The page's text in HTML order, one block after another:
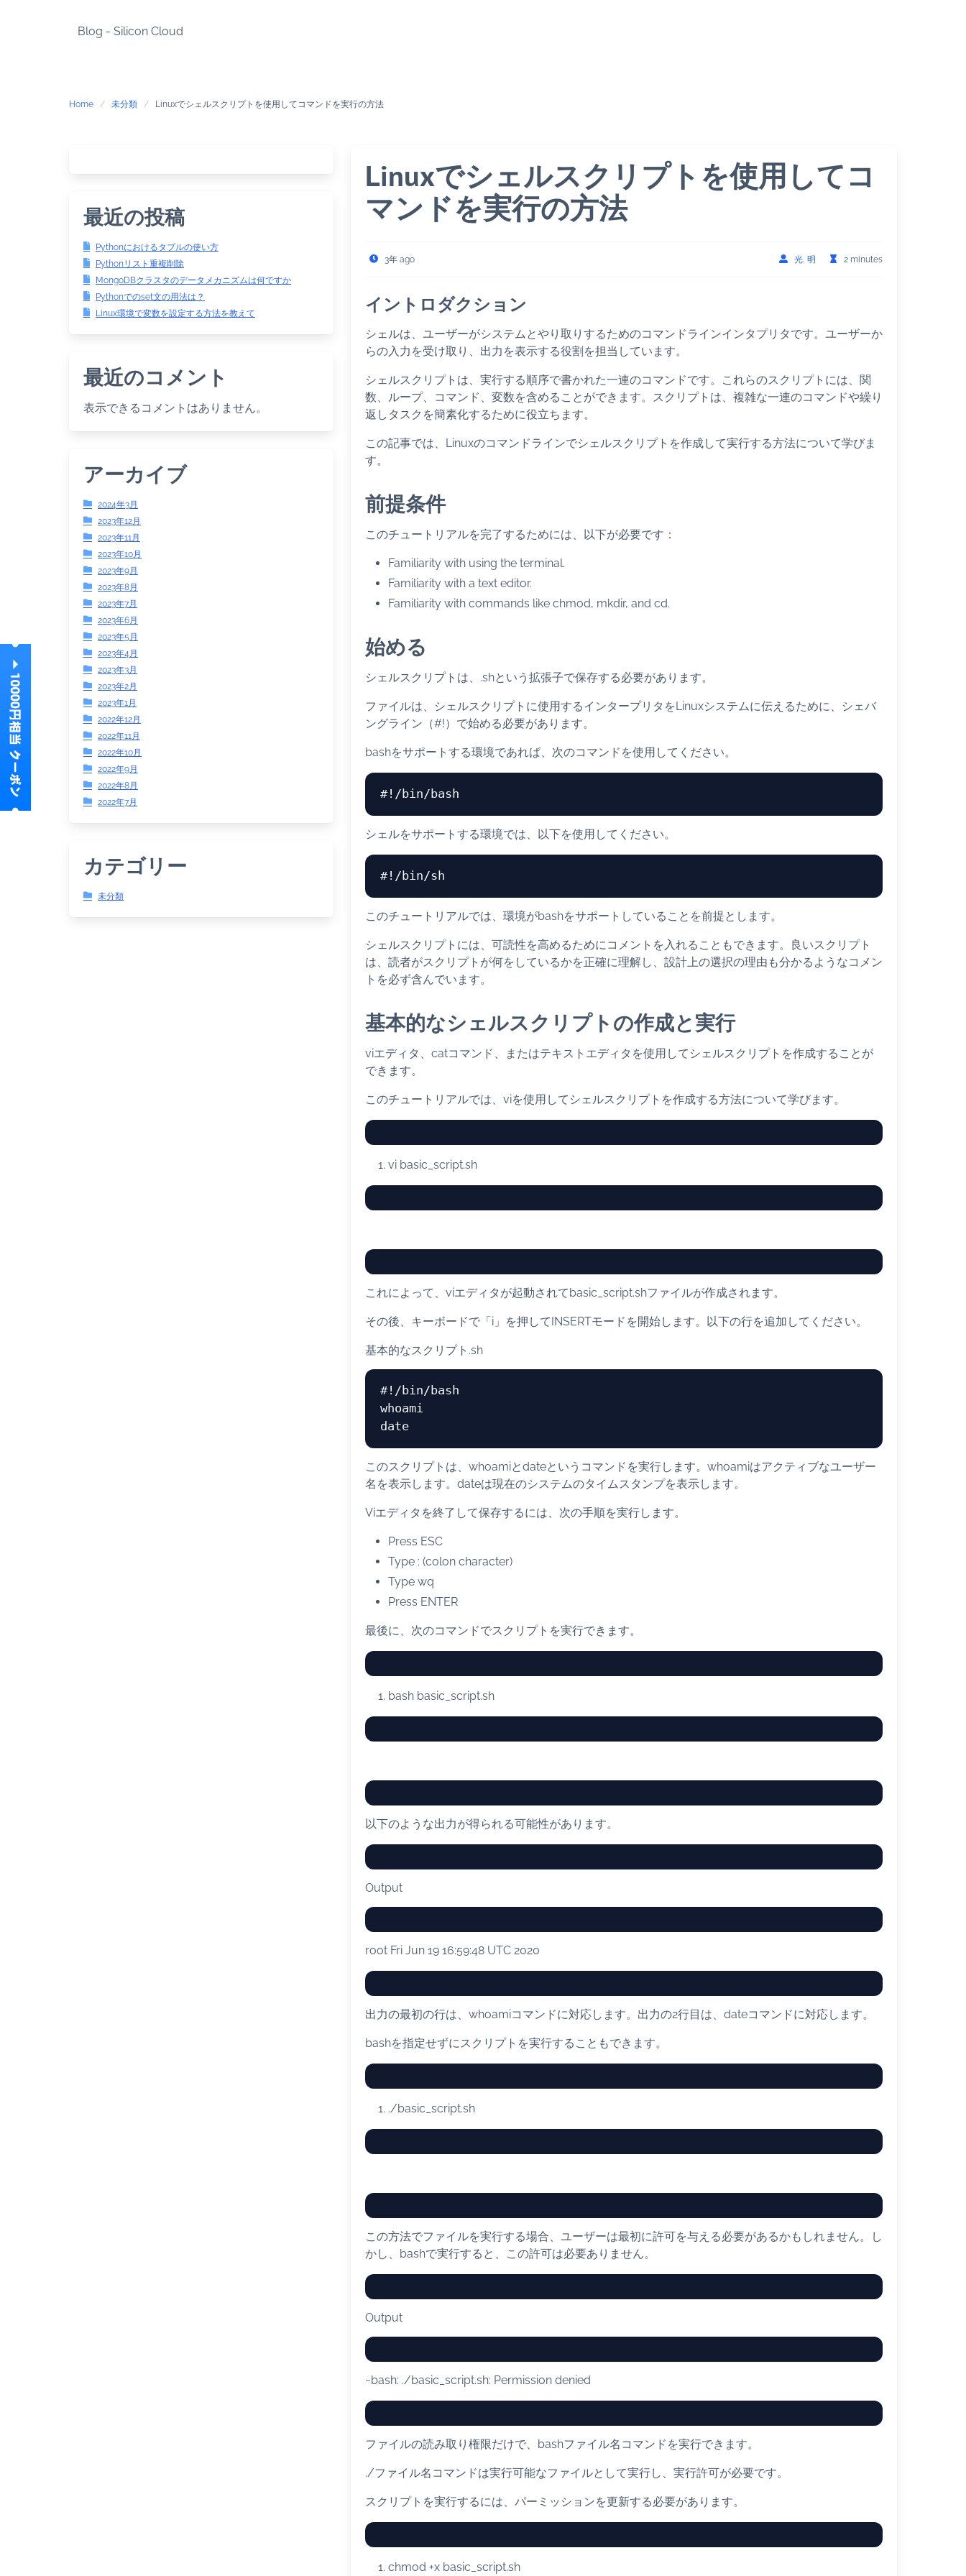
Blog - Silicon Cloud
Home 未分類 Linuxでシェルスクリプトを使用してコマンドを実行の方法
最近の投稿
Pythonにおけるタプルの使い方
Pythonリスト重複削除
MongoDBクラスタのデータメカニズムは何ですか
Pythonでのset文の用法は？
Linux環境で変数を設定する方法を教えて
最近のコメント
表示できるコメントはありません。
アーカイブ
2024年3月
2023年12月
2023年11月
2023年10月
2023年9月
2023年8月
2023年7月
2023年6月
2023年5月
2023年4月
2023年3月
2023年2月
2023年1月
2022年12月
2022年11月
2022年10月
2022年9月
2022年8月
2022年7月
カテゴリー
未分類
Linuxでシェルスクリプトを使用してコ
マンドを実行の方法
3年 ago 光, 明 2 minutes
イントロダクション
シェルは、ユーザーがシステムとやり取りするためのコマンドラインインタプリタです。ユーザーか
らの入力を受け取り、出力を表示する役割を担当しています。
シェルスクリプトは、実行する順序で書かれた一連のコマンドです。これらのスクリプトには、関
数、ループ、コマンド、変数を含めることができます。スクリプトは、複雑な一連のコマンドや繰り
返しタスクを簡素化するために役立ちます。
この記事では、Linuxのコマンドラインでシェルスクリプトを作成して実行する方法について学びま
す。
前提条件
このチュートリアルを完了するためには、以下が必要です：
Familiarity with using the terminal.
Familiarity with a text editor.
Familiarity with commands like chmod, mkdir, and cd.
始める
シェルスクリプトは、.shという拡張子で保存する必要があります。
ファイルは、シェルスクリプトに使用するインタープリタをLinuxシステムに伝えるために、シェバ
ングライン（#!）で始める必要があります。
bashをサポートする環境であれば、次のコマンドを使用してください。
#!/bin/bash
シェルをサポートする環境では、以下を使用してください。
#!/bin/sh
このチュートリアルでは、環境がbashをサポートしていることを前提とします。
シェルスクリプトには、可読性を高めるためにコメントを入れることもできます。良いスクリプト
は、読者がスクリプトが何をしているかを正確に理解し、設計上の選択の理由も分かるようなコメン
トを必ず含んでいます。
基本的なシェルスクリプトの作成と実行
viエディタ、catコマンド、またはテキストエディタを使用してシェルスクリプトを作成することが
できます。
このチュートリアルでは、viを使用してシェルスクリプトを作成する方法について学びます。
vi basic_script.sh
これによって、viエディタが起動されてbasic_script.shファイルが作成されます。
その後、キーボードで「i」を押してINSERTモードを開始します。以下の行を追加してください。
基本的なスクリプト.sh
#!/bin/bash
whoami
date
このスクリプトは、whoamiとdateというコマンドを実行します。whoamiはアクティブなユーザー
名を表示します。dateは現在のシステムのタイムスタンプを表示します。
Viエディタを終了して保存するには、次の手順を実行します。
Press ESC
Type : (colon character)
Type wq
Press ENTER
最後に、次のコマンドでスクリプトを実行できます。
bash basic_script.sh
以下のような出力が得られる可能性があります。
Output
root Fri Jun 19 16:59:48 UTC 2020
出力の最初の行は、whoamiコマンドに対応します。出力の2行目は、dateコマンドに対応します。
bashを指定せずにスクリプトを実行することもできます。
./basic_script.sh
この方法でファイルを実行する場合、ユーザーは最初に許可を与える必要があるかもしれません。し
かし、bashで実行すると、この許可は必要ありません。
Output
~bash: ./basic_script.sh: Permission denied
ファイルの読み取り権限だけで、bashファイル名コマンドを実行できます。
./ファイル名コマンドは実行可能なファイルとして実行し、実行許可が必要です。
スクリプトを実行するには、パーミッションを更新する必要があります。
chmod +x basic_script.sh